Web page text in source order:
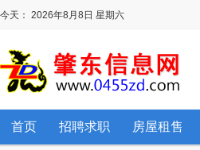
今天： 2026年8月8日 星期六
首页 招聘求职 房屋租售